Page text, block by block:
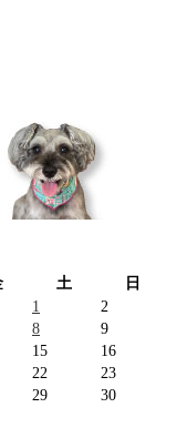
土
日
1
2
8
9
15
16
22
23
29
30